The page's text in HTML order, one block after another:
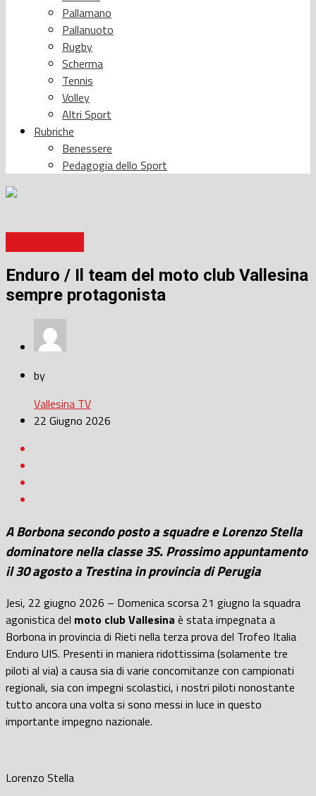
Pallamano
Pallanuoto
Rugby
Scherma
Tennis
Volley
Altri Sport
Rubriche
Benessere
Pedagogia dello Sport
Enduro / Il team del moto club Vallesina
sempre protagonista
by
Vallesina TV
22 Giugno 2026
A Borbona secondo posto a squadre e Lorenzo Stella
dominatore nella classe 3S. Prossimo appuntamento
il 30 agosto a Trestina in provincia di Perugia
Jesi, 22 giugno 2026 – Domenica scorsa 21 giugno la squadra
agonistica del moto club Vallesina è stata impegnata a
Borbona in provincia di Rieti nella terza prova del Trofeo Italia
Enduro UIS. Presenti in maniera ridottissima (solamente tre
piloti al via) a causa sia di varie concomitanze con campionati
regionali, sia con impegni scolastici, i nostri piloti nonostante
tutto ancora una volta si sono messi in luce in questo
importante impegno nazionale.
Lorenzo Stella